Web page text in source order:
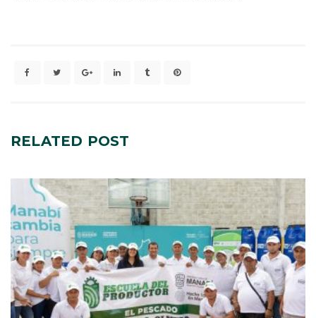
RELATED POST